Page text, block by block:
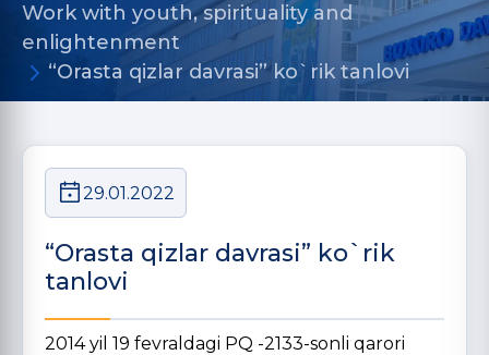
Work with youth, spirituality and
enlightenment
“Orasta qizlar davrasi” ko`rik tanlovi
29.01.2022
“Orasta qizlar davrasi” ko`rik
tanlovi
2014 yil 19 fevraldagi PQ -2133-sonli qarori